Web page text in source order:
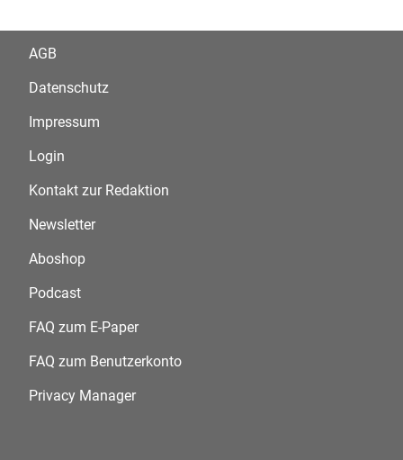
AGB
Datenschutz
Impressum
Login
Kontakt zur Redaktion
Newsletter
Aboshop
Podcast
FAQ zum E-Paper
FAQ zum Benutzerkonto
Privacy Manager